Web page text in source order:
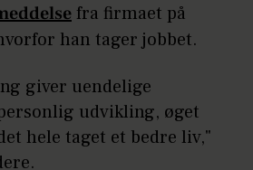
fra firmaet på
han tager jobbet.
giver uendelige
udvikling, øget
hele taget et bedre liv,"